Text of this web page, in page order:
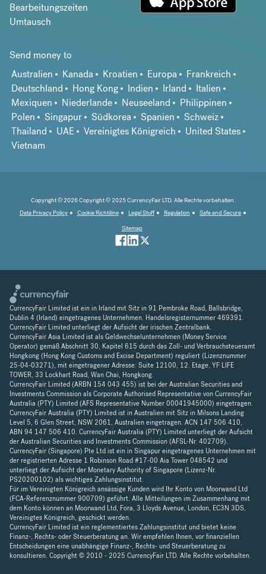
Bearbeitungszeiten
Umtausch
Send money to
Australien
Kanada Kroatien Europa
Frankreich
Deutschland
Hong Kong Indien Irland
Italien
Mexiquen
Niederlande Neuseeland
Philippinen
Polen
Singapur Südkorea Spanien
Schweiz
Thailand
UAE Vereinigtes Königreich
United States
Vietnam
Copyright © 2026 Copyright © 2025 CurrencyFair LTD. Alle Rechte vorbehalten.
Data Privacy Policy
Cookie Richtiline Legal Stuff Regulation
Safe and Secure
Sitemap
CurrencyFair Limited ist ein in Irland mit Sitz in 91 Pembroke Road, Ballsbridge,
Dublin 4 (Irland) eingetragenes Unternehmen. Handelsregisternummer 469391.
CurrencyFair Limited unterliegt der Aufsicht der irischen Zentralbank.
CurrencyFair Asia Limited ist als Geldwechselunternehmen (Money Service
Operator) gemäß Abschnitt 30, Kapitel 615 durch das Zoll- und Verbrauchsteueramt
Hongkong (Hong Kong Customs and Excise Department) reguliert (Lizenznummer
25-04-03271), mit eingetragener Adresse: Suite 12100, 12. Etage, YF LIFE
TOWER, 33 Lockhart Road, Wan Chai, Hongkong.
CurrencyFair Limited (ARBN 154 043 455) ist bei der Australian Securities and
Investments Commission als Corporate Authorised Representative von CurrencyFair
Australia (PTY) Limited (AFS Representative Number 00041945000) eingetragen.
CurrencyFair Australia (PTY) Limited ist in Australien mit Sitz in Milsons Landing
Level 5, 6 Glen Street, NSW 2061, Australien eingetragen. ACN 147 506 410,
ABN 94 147 506 410. CurrencyFair Australia (PTY) Limited unterliegt der Aufsicht
der Australian Securities and Investments Commission (AFSL-Nr. 402709).
CurrencyFair (Singapore) Pte Ltd ist ein in Singapur eingetragenes Unternehmen mit
der registrierten Adresse 1 Robinson Road #17-00 Aia Tower 048542 und
unterliegt der Aufsicht der Monetary Authority of Singapore (Lizenz-Nr.
PS20200102) als wichtiges Zahlungsinstitut.
Für im Vereinigten Königreich ansässige Kunden wird Ihr Konto von Moorwand Ltd
(FCA-Referenznummer 900709) geführt. Alle Mitteilungen im Zusammenhang mit
dem Konto können an Moorwand Ltd, Fora, 3 Lloyds Avenue, London, EC3N 3DS,
Vereinigtes Königreich, geschickt werden.
CurrencyFair Limited ist ein reglementiertes Zahlungsinstitut und bietet keine
Finanz-, Rechts- oder Steuerberatung an. Wir empfehlen Ihnen, vor finanziellen
Entscheidungen eine unabhängige Finanz-, Rechts- und Steuerberatung zu
konsultieren. Copyright © 2010 - 2025 CurrencyFair LTD. Alle Rechte vorbehalten.